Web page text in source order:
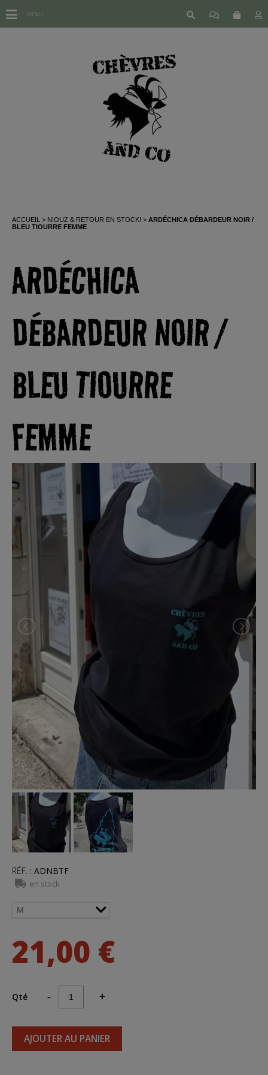
ACCUEIL NIOUZ & RETOUR EN STOCK!
ARDÉCHICA DÉBARDEUR NOIR /
BLEU TIOURRE FEMME
ARDÉCHICA
DÉBARDEUR NOIR /
BLEU TIOURRE
FEMME
RÉF. : ADNBTF
en stock
21,00 €
Qté - +
AJOUTER AU PANIER
MENU